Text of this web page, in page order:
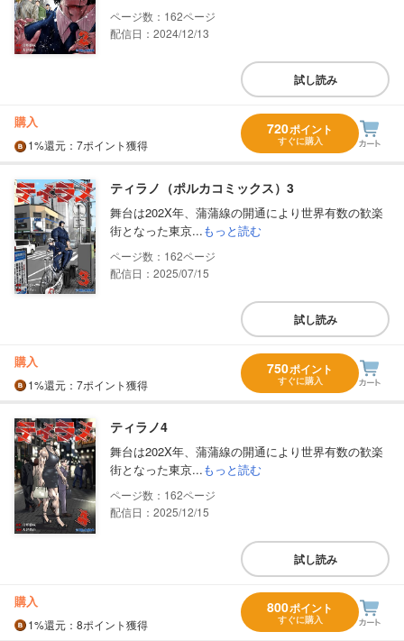
162
配信日：2024/12/13
試し読み
購入
1%還元 ：7ポイント獲得
720ポイント
すぐに購入
ティラノ（ポルカコミックス）3
舞台は202X年、蒲蒲線の開通により世界有数の歓楽
街となった東京...もっと読む
162
配信日：2025/07/15
試し読み
購入
1%還元 ：7ポイント獲得
750ポイント
すぐに購入
ティラノ4
舞台は202X年、蒲蒲線の開通により世界有数の歓楽
街となった東京...もっと読む
162
配信日：2025/12/15
試し読み
購入
1%還元 ：8ポイント獲得
800ポイント
すぐに購入